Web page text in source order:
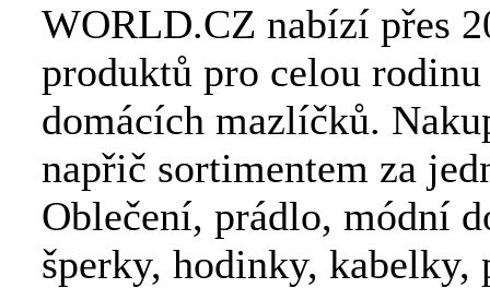
WORLD.CZ nabízí přes
produktů pro celou rodinu
domácích mazlíčků.
napřič sortimentem za
Oblečení, prádlo, módní
šperky, hodinky, kabelky,